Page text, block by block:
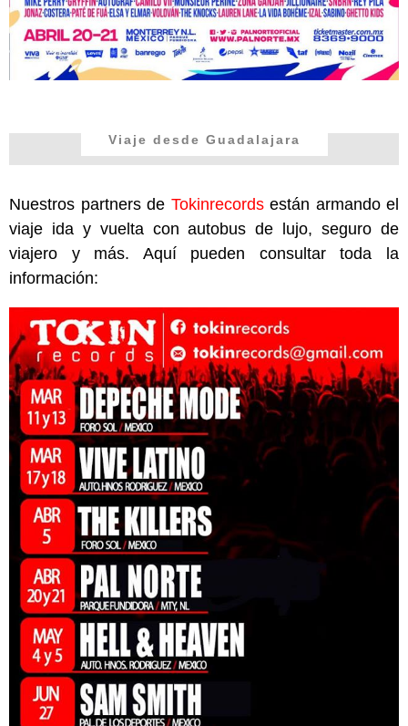
Viaje desde Guadalajara
Nuestros partners de Tokinrecordsestán armando el
viaje ida y vuelta con autobus de lujo, seguro de
viajero y más. Aquí pueden consultar toda la
información: